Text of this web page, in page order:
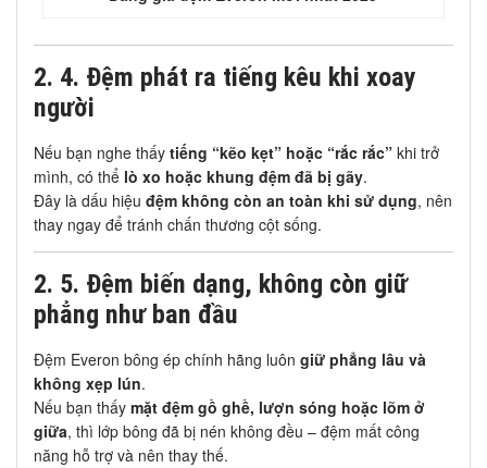
2. 4. Đệm phát ra tiếng kêu khi xoay
người
Nếu bạn nghe thấy tiếng “kẽo kẹt” hoặc “rắc rắc” khi trở
mình, có thể lò xo hoặc khung đệm đã bị gãy.
Đây là dấu hiệu đệm không còn an toàn khi sử dụng, nên
thay ngay để tránh chấn thương cột sống.
2. 5. Đệm biến dạng, không còn giữ
phẳng như ban đầu
Đệm Everon bông ép chính hãng luôn giữ phẳng lâu và
không xẹp lún.
Nếu bạn thấy mặt đệm gồ ghề, lượn sóng hoặc lõm ở
giữa, thì lớp bông đã bị nén không đều – đệm mất công
năng hỗ trợ và nên thay thế.